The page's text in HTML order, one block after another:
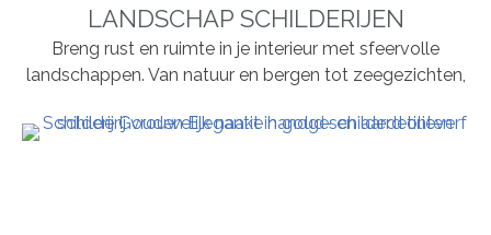
LANDSCHAP SCHILDERIJEN
Breng rust en ruimte in je interieur met sfeervolle
landschappen. Van natuur en bergen tot zeegezichten,